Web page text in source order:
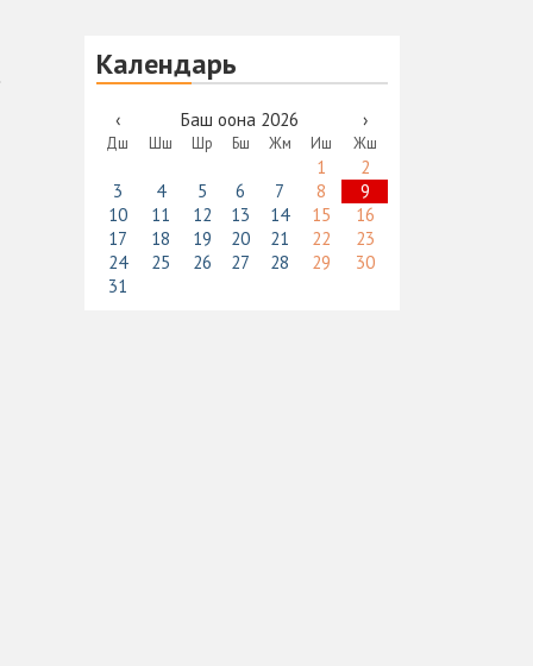
Календарь
‹ Баш оона 2026 ›
Дш Шш Шр Бш Жм Иш Жш
1
2
3
4 5 6 7 8
9
10
11 12 13 14 15
16
17
18 19 20 21 22
23
24
25 26 27 28 29
30
31